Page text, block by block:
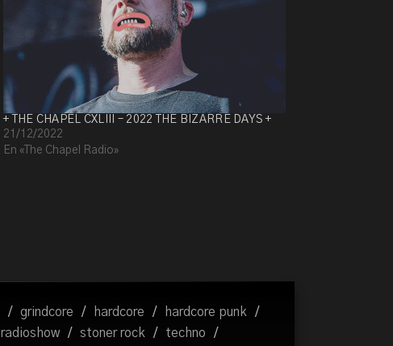
+ THE CHAPEL CXLIII – 2022 THE BIZARRE DAYS +
21/12/2022
En «The Chapel Radio»
/ grindcore / hardcore / hardcore punk
/
radioshow / stoner rock / techno
/